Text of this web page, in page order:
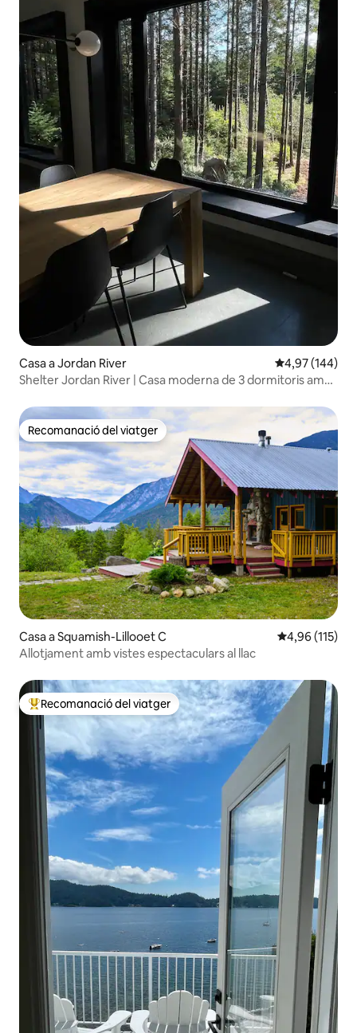
Casa a Jordan River 4,97 de
4,97 (144)
Shelter Jordan River | Casa moderna de 3 dormitoris amb
Recomanació del viatger
Recomanació del viatger
Casa a Squamish-Lillooet C 4,96 de
4,96 (115)
Allotjament amb vistes espectaculars al llac
Principals recomanacions dels viatgers
Recomanació del viatger